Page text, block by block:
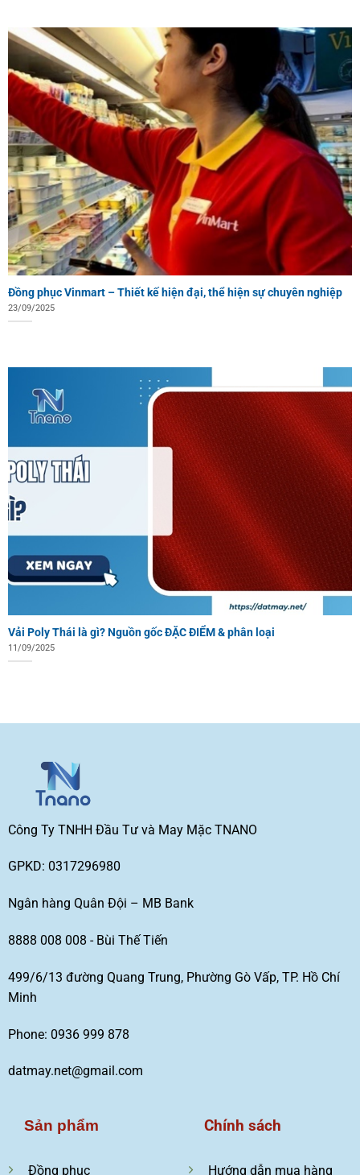
Đồng phục Vinmart – Thiết kế hiện đại, thể hiện sự chuyên nghiệp
23/09/2025
Vải Poly Thái là gì? Nguồn gốc ĐẶC ĐIỂM & phân loại
11/09/2025
Công Ty TNHH Đầu Tư và May Mặc TNANO
GPKD: 0317296980
Ngân hàng Quân Đội – MB Bank
8888 008 008 - Bùi Thế Tiến
499/6/13 đường Quang Trung, Phường Gò Vấp, TP. Hồ Chí
Minh
Phone: 0936 999 878
datmay.net@gmail.com
Sản phẩm
Đồng phục
Chính sách
Hướng dẫn mua hàng